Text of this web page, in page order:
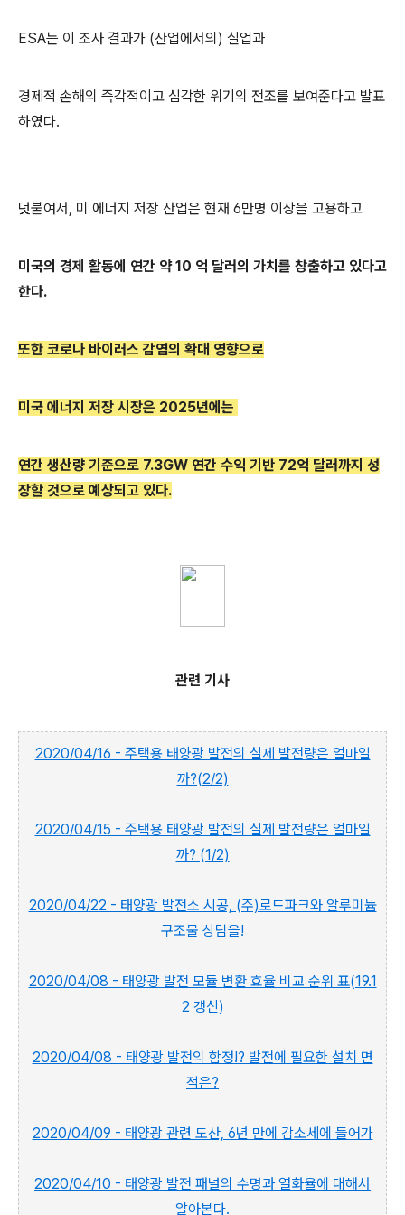
ESA는 이 조사 결과가 (산업에서의) 실업과
경제적 손해의 즉각적이고 심각한 위기의 전조를 보여준다고 발표
하였다.
덧붙여서, 미 에너지 저장 산업은 현재 6만명 이상을 고용하고
미국의 경제 활동에 연간 약 10 억 달러의 가치를 창출하고 있다고
한다.
또한 코로나 바이러스 감염의 확대 영향으로
미국 에너지 저장 시장은 2025년에는
연간 생산량 기준으로 7.3GW 연간 수익 기반 72억 달러까지 성
장할 것으로 예상되고 있다.
관련 기사
2020/04/16 - 주택용 태양광 발전의 실제 발전량은 얼마일
까?(2/2)
2020/04/15 - 주택용 태양광 발전의 실제 발전량은 얼마일
까? (1/2)
2020/04/22 - 태양광 발전소 시공, (주)로드파크와 알루미늄
구조물 상담을!
2020/04/08 - 태양광 발전 모듈 변환 효율 비교 순위 표(19.1
2 갱신)
2020/04/08 - 태양광 발전의 함정!? 발전에 필요한 설치 면
적은?
2020/04/09 - 태양광 관련 도산, 6년 만에 감소세에 들어가
2020/04/10 - 태양광 발전 패널의 수명과 열화율에 대해서
알아본다.